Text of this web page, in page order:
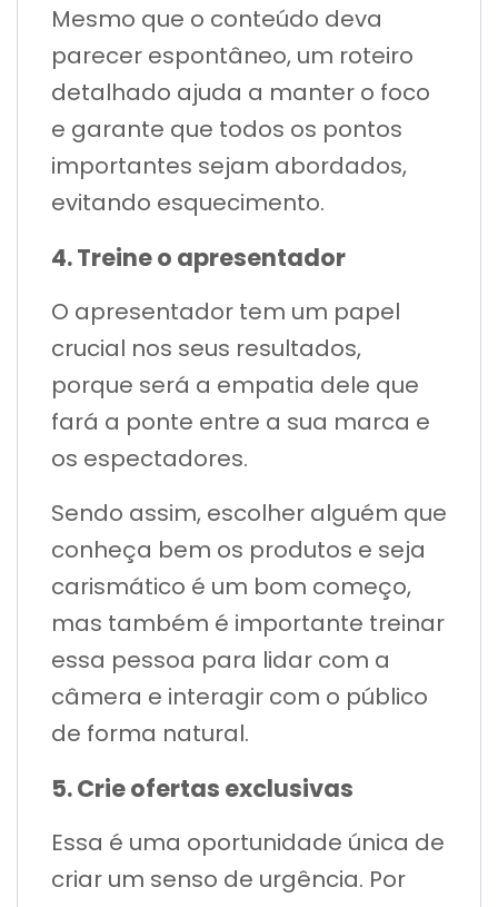
Mesmo que o conteúdo deva
parecer espontâneo, um roteiro
detalhado ajuda a manter o foco
e garante que todos os pontos
importantes sejam abordados,
evitando esquecimento.
4. Treine o apresentador
O apresentador tem um papel
crucial nos seus resultados,
porque será a empatia dele que
fará a ponte entre a sua marca e
os espectadores.
Sendo assim, escolher alguém que
conheça bem os produtos e seja
carismático é um bom começo,
mas também é importante treinar
essa pessoa para lidar com a
câmera e interagir com o público
de forma natural.
5. Crie ofertas exclusivas
Essa é uma oportunidade única de
criar um senso de urgência. Por